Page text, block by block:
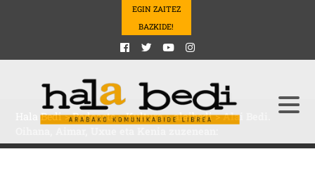
EGIN ZAITEZ
BAZKIDE!
Hala Bedi>Podcasts>Kultura>alaibedi>Alai Bedi.